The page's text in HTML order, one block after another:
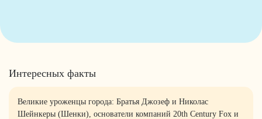
Интересных факты
Великие уроженцы города: Братья Джозеф и Николас
Шейнкеры (Шенки), основатели компаний 20th Century Fox и